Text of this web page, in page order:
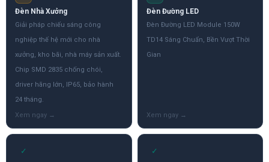
Đèn Nhà Xưởng
Giải pháp chiếu sáng công
nghiệp thế hệ mới cho nhà
xưởng, kho bãi, nhà máy sản xuất.
Chip SMD 2835 chống chói,
driver hãng lớn, IP65, bảo hành
24 tháng.
Đèn Đường LED
Đèn Đường LED Module 150W
TD14 Sáng Chuẩn, Bền Vượt Thời
Gian
✓ ✓